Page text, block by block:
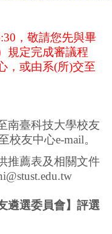
， 敬請您先與畢
規定完成審議程
，或由系(所)交至
南臺科技大學校友
校友中心e-mail。
推薦表及相關文件
遴選委員會】評選